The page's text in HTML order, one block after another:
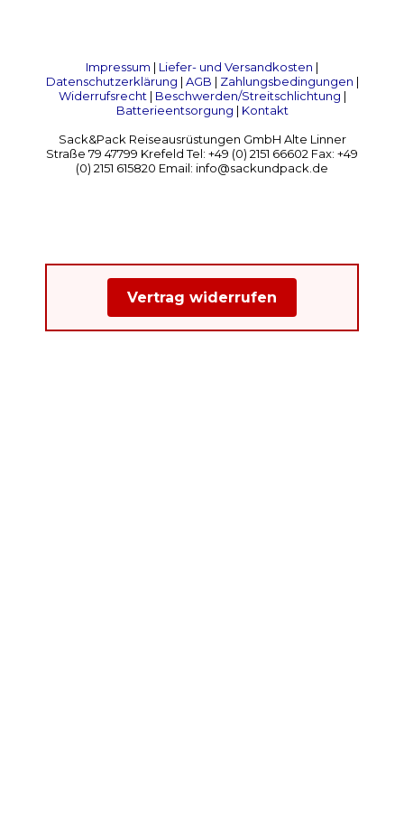
Impressum | Liefer- und Versandkosten |
Datenschutzerklärung | AGB | Zahlungsbedingungen |
Widerrufsrecht| Beschwerden/Streitschlichtung |
Batterieentsorgung | Kontakt
Sack&Pack Reiseausrüstungen GmbH Alte Linner
Straße 79 47799 Krefeld Tel: +49 (0) 2151 66602 Fax: +49
(0) 2151 615820 Email: info@sackundpack.de
Vertrag widerrufen